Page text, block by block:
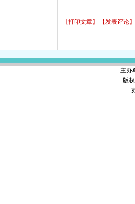
【打印文章】 【发表评论】
主办
版